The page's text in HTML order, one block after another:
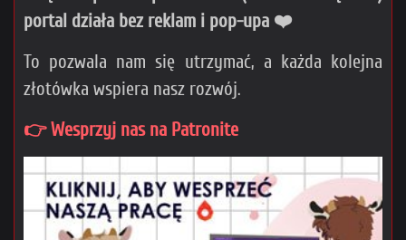
portal działa bez reklam i pop-upa ❤️
To pozwala nam się utrzymać, a każda kolejna
złotówka wspiera nasz rozwój.
👉 Wesprzyj nas na Patronite